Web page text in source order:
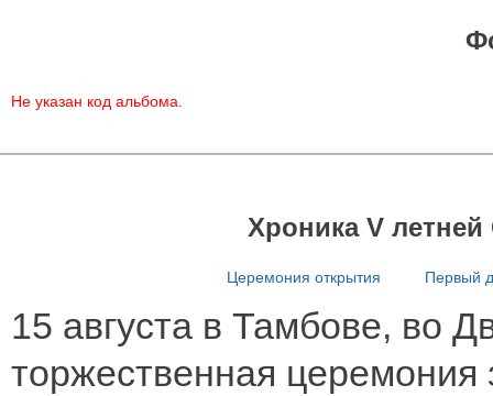
Не указан код альбома.
Хроника V
Церемония открытия Первый
15 августа в Тамбове, во
торжественная